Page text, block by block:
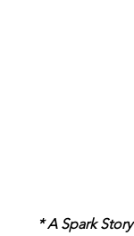
* A Spark Story